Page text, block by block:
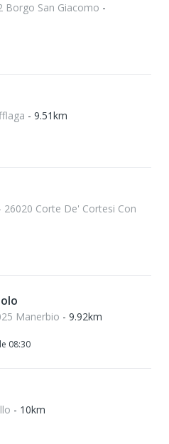
Borgo San Giacomo -
- 9.51km
Corte De' Cortesi Con
Manerbio - 9.92km
08:30
- 10km